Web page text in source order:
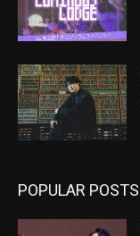
POPULAR POSTS